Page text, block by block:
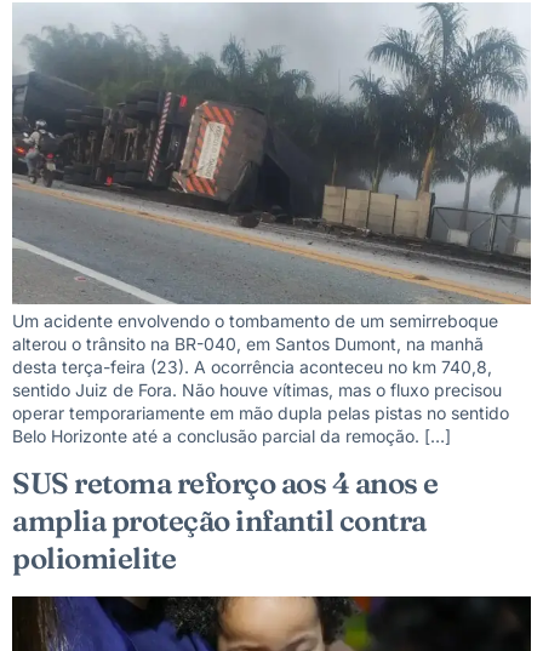
Um acidente envolvendo o tombamento de um semirreboque
alterou o trânsito na BR-040, em Santos Dumont, na manhã
desta terça-feira (23). A ocorrência aconteceu no km 740,8,
sentido Juiz de Fora. Não houve vítimas, mas o fluxo precisou
operar temporariamente em mão dupla pelas pistas no sentido
Belo Horizonte até a conclusão parcial da remoção. […]
SUS retoma reforço aos 4 anos e
amplia proteção infantil contra
poliomielite